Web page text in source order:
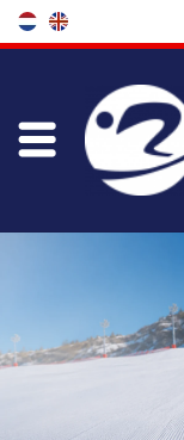
Winkel
Onderhoud